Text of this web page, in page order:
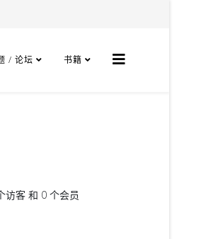
/ 论坛 书籍
客 和 0 个会员